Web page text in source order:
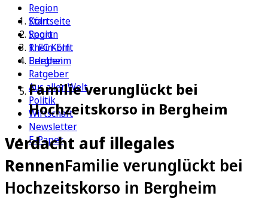
Region
Köln
Sport
1. FC Köln
Erleben
Ratgeber
Aus aller Welt
Politik
Wirtschaft
Newsletter
E-Paper
Startseite
Region
Rhein-Erft
Bergheim
Familie verunglückt bei
Hochzeitskorso in Bergheim
Verdacht auf illegales
RennenFamilie verunglückt bei
Hochzeitskorso in Bergheim